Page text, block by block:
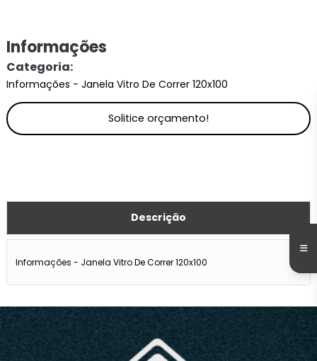
Informações
Categoria:
Informações - Janela Vitro De Correr 120x100
Solitice orçamento!
Descrição
Informações - Janela Vitro De Correr 120x100